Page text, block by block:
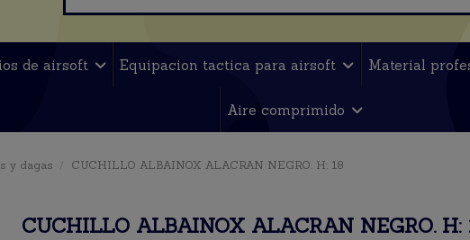
de airsoft Equipacion tactica para airsoft Material
Aire comprimido
y dagas CUCHILLO ALBAINOX ALACRAN NEGRO. H: 18
CUCHILLO ALBAINOX ALACRAN NEGRO. H: